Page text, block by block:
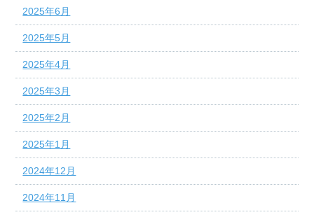
2025年6月
2025年5月
2025年4月
2025年3月
2025年2月
2025年1月
2024年12月
2024年11月